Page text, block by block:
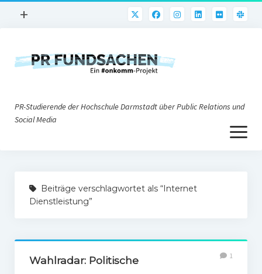
Menü
+
PR@h_da
Nonprofit-PR
Corporate Weblogs
Social Media
PR-Theorie
PR-Studierende der Hochschule Darmstadt über Public Relations und
Social Media
Menü
öffnen
Impressum
Beiträge verschlagwortet als “Internet
Dienstleistung”
Wahlradar: Politische
1